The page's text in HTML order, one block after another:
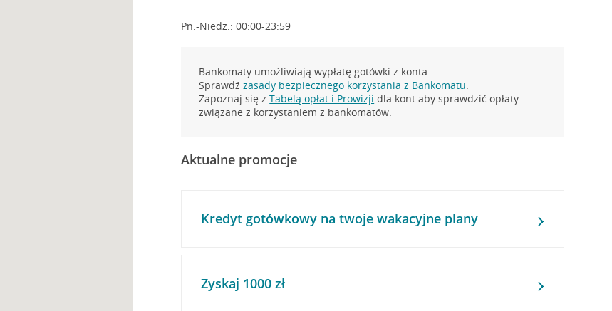
Pn.-Niedz.: 00:00-23:59
Bankomaty umożliwiają wypłatę gotówki z konta.
Sprawdźzasady bezpiecznego korzystania z Bankomatu.
Zapoznaj się zTabelą opłat i Prowizji dla kont aby sprawdzić opłaty
związane z korzystaniem z bankomatów.
Aktualne promocje
Kredyt gotówkowy na twoje wakacyjne plany
Zyskaj 1000 zł